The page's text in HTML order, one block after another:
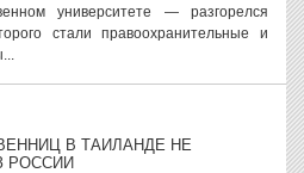
университете — разгорелся
стали правоохранительные и
В ТАИЛАНДЕ НЕ
РОССИИ